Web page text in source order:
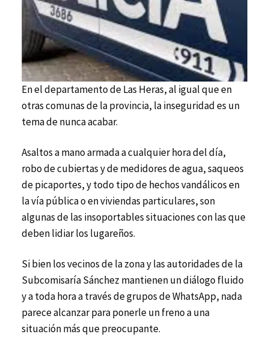
En el departamento de Las Heras, al igual que en
otras comunas de la provincia, la inseguridad es un
tema de nunca acabar.
Asaltos a mano armada a cualquier hora del día,
robo de cubiertas y de medidores de agua, saqueos
de picaportes, y todo tipo de hechos vandálicos en
la vía pública o en viviendas particulares, son
algunas de las insoportables situaciones con las que
deben lidiar los lugareños.
Si bien los vecinos de la zona y las autoridades de la
Subcomisaría Sánchez mantienen un diálogo fluido
y a toda hora a través de grupos de WhatsApp, nada
parece alcanzar para ponerle un freno a una
situación más que preocupante.